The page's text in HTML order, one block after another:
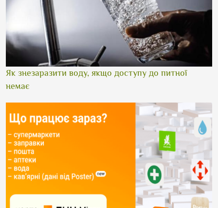
Як знезаразити воду, якщо доступу до питної
немає